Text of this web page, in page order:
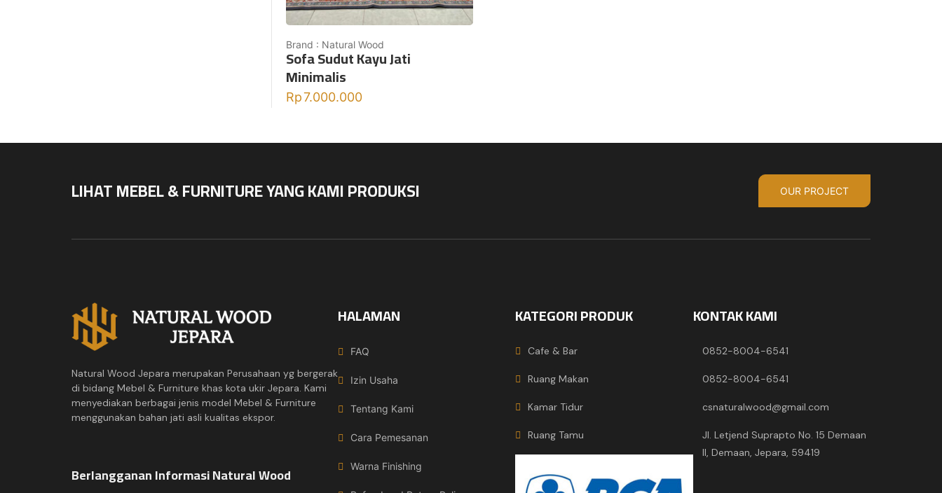
Brand : Natural Wood
Sofa Sudut Kayu Jati
Minimalis
Rp7.000.000
LIHAT MEBEL & FURNITURE YANG KAMI PRODUKSI OUR PROJECT
Natural Wood Jepara merupakan Perusahaan yg bergerak
di bidang Mebel & Furniture khas kota ukir Jepara. Kami
menyediakan berbagai jenis model Mebel & Furniture
menggunakan bahan jati asli kualitas ekspor.
Berlangganan Informasi Natural Wood
HALAMAN
FAQ
Izin Usaha
Tentang Kami
Cara Pemesanan
Warna Finishing
KATEGORI PRODUK
Cafe & Bar
Ruang Makan
Kamar Tidur
Ruang Tamu
KONTAK KAMI
0852-8004-6541
0852-8004-6541
csnaturalwood@gmail.com
Jl. Letjend Suprapto No. 15 Demaan
II, Demaan, Jepara, 59419